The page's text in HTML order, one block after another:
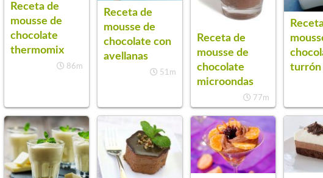
Receta de
mousse de
chocolate
thermomix
86m
Receta de
mousse de
chocolate con
avellanas
51m
Receta de
mousse de
chocolate
microondas
77m
turrón